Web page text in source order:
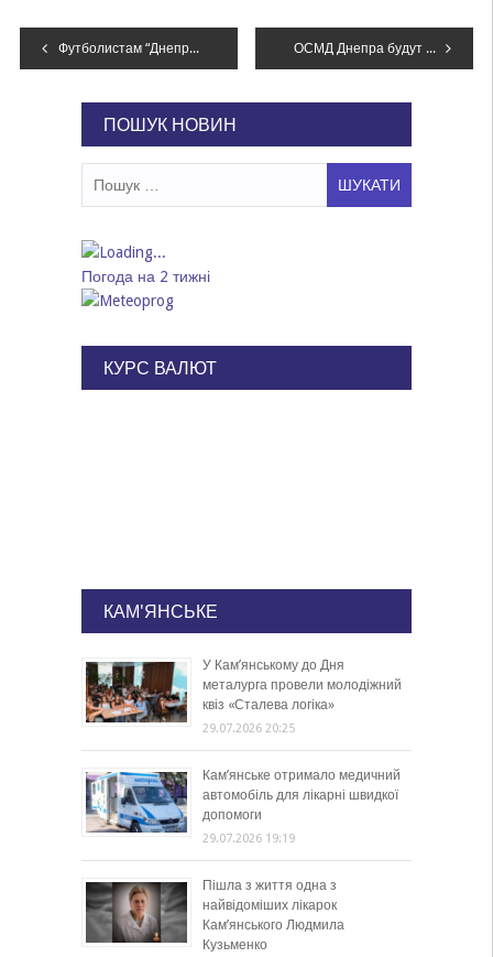
Навігація
Футболистам “Днепра” выплатили задолженность по зарплате ОСМД Днепра будут развивать за счёт городского бюджета
ПОШУК НОВИН
Погода на 2 тижні
КУРС ВАЛЮТ
КАМ'ЯНСЬКЕ
У Кам’янському до Дня
металурга провели молодіжний
квіз «Сталева логіка»
29.07.2026 20:25
Кам’янське отримало медичний
автомобіль для лікарні швидкої
допомоги
29.07.2026 19:19
Пішла з життя одна з
найвідоміших лікарок
Кам’янського Людмила
Кузьменко